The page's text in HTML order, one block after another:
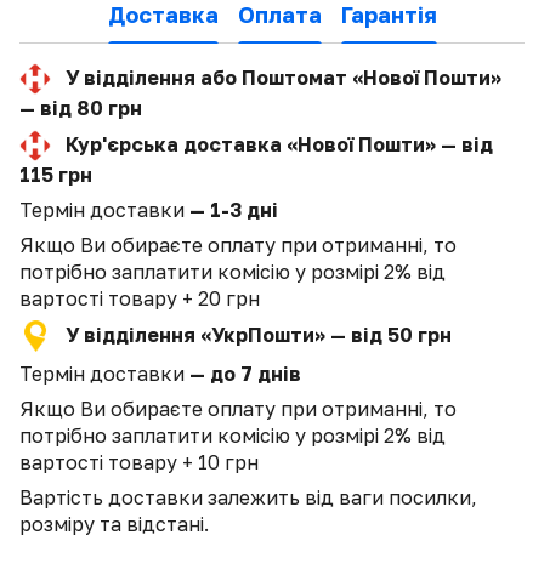
Доставка Оплата Гарантія
У відділення або Поштомат «Нової Пошти»
— від 80 грн
Кур'єрська доставка «Нової Пошти» — від
115 грн
Термін доставки — 1-3 дні
Якщо Ви обираєте оплату при отриманні, то
потрібно заплатити комісію у розмірі 2% від
вартості товару + 20 грн
У відділення «УкрПошти» — від 50 грн
Термін доставки — до 7 днів
Якщо Ви обираєте оплату при отриманні, то
потрібно заплатити комісію у розмірі 2% від
вартості товару + 10 грн
Вартість доставки залежить від ваги посилки,
розміру та відстані.